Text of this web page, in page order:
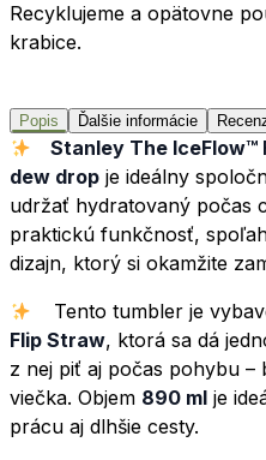
Recyklujeme a opätovne
krabice.
Popis Ďalšie informácie
Stanley The IceFlow™
dew drop je ideálny
udržať hydratovaný počas
praktickú funkčnosť,
dizajn, ktorý si okamžite
Tento tumbler je
Flip Straw, ktorá sa dá
z nej piť aj počas pohybu
viečka. Objem 890 ml je
prácu aj dlhšie cesty.